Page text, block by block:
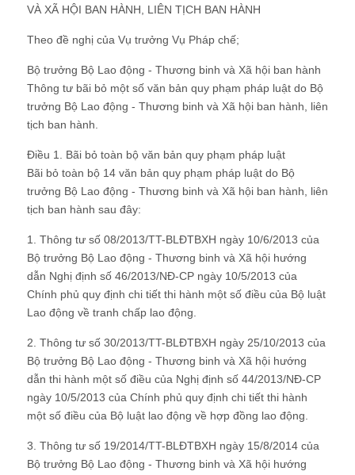
VÀ XÃ HỘI BAN HÀNH, LIÊN TỊCH BAN HÀNH
Theo đề nghị của Vụ trưởng Vụ Pháp chế;
Bộ trưởng Bộ Lao động - Thương binh và Xã hội ban hành
Thông tư bãi bỏ một số văn bản quy phạm pháp luật do Bộ
trưởng Bộ Lao động - Thương binh và Xã hội ban hành, liên
tịch ban hành.
Điều 1. Bãi bỏ toàn bộ văn bản quy phạm pháp luật
Bãi bỏ toàn bộ 14 văn bản quy phạm pháp luật do Bộ
trưởng Bộ Lao động - Thương binh và Xã hội ban hành, liên
tịch ban hành sau đây:
1. Thông tư số 08/2013/TT-BLĐTBXH ngày 10/6/2013 của
Bộ trưởng Bộ Lao động - Thương binh và Xã hội hướng
dẫn Nghị định số 46/2013/NĐ-CP ngày 10/5/2013 của
Chính phủ quy định chi tiết thi hành một số điều của Bộ luật
Lao động về tranh chấp lao động.
2. Thông tư số 30/2013/TT-BLĐTBXH ngày 25/10/2013 của
Bộ trưởng Bộ Lao động - Thương binh và Xã hội hướng
dẫn thi hành một số điều của Nghị định số 44/2013/NĐ-CP
ngày 10/5/2013 của Chính phủ quy định chi tiết thi hành
một số điều của Bộ luật lao động về hợp đồng lao động.
3. Thông tư số 19/2014/TT-BLĐTBXH ngày 15/8/2014 của
Bộ trưởng Bộ Lao động - Thương binh và Xã hội hướng